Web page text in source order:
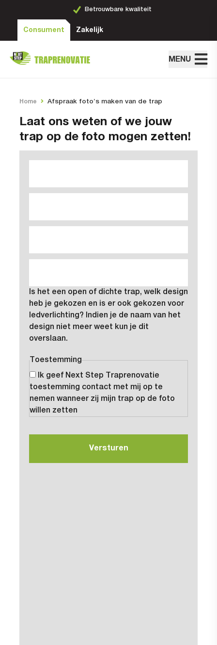
Consument Zakelijk
Betrouwbare kwaliteit
MENU
Home Afspraak foto’s maken van de trap
Laat ons weten of we jouw
trap op de foto mogen zetten!
Is het een open of dichte trap, welk design
heb je gekozen en is er ook gekozen voor
ledverlichting? Indien je de naam van het
design niet meer weet kun je dit
overslaan.
Toestemming
Ik geef Next Step Traprenovatie
toestemming contact met mij op te
nemen wanneer zij mijn trap op de foto
willen zetten